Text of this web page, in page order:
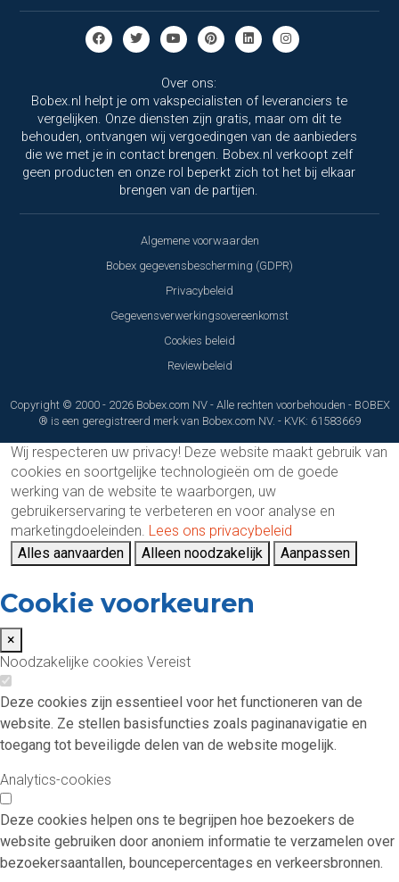
Over ons:
Bobex.nl helpt je om vakspecialisten of leveranciers te
vergelijken. Onze diensten zijn gratis, maar om dit te
behouden, ontvangen wij vergoedingen van de aanbieders
die we met je in contact brengen. Bobex.nl verkoopt zelf
geen producten en onze rol beperkt zich tot het bij elkaar
brengen van de partijen.
Algemene voorwaarden
Bobex gegevensbescherming (GDPR)
Privacybeleid
Gegevensverwerkingsovereenkomst
Cookies beleid
Reviewbeleid
Copyright © 2000 - 2026 Bobex.com NV - Alle rechten voorbehouden - BOBEX
® is een geregistreerd merk van Bobex.com NV. - KVK: 61583669
Wij respecteren uw privacy! Deze website maakt gebruik van
cookies en soortgelijke technologieën om de goede
werking van de website te waarborgen, uw
gebruikerservaring te verbeteren en voor analyse en
marketingdoeleinden. Lees ons privacybeleid
Alles aanvaarden
Alleen noodzakelijk Aanpassen
Cookie voorkeuren
×
Noodzakelijke cookies Vereist
Deze cookies zijn essentieel voor het functioneren van de
website. Ze stellen basisfuncties zoals paginanavigatie en
toegang tot beveiligde delen van de website mogelijk.
Analytics-cookies
Deze cookies helpen ons te begrijpen hoe bezoekers de
website gebruiken door anoniem informatie te verzamelen over
bezoekersaantallen, bouncepercentages en verkeersbronnen.